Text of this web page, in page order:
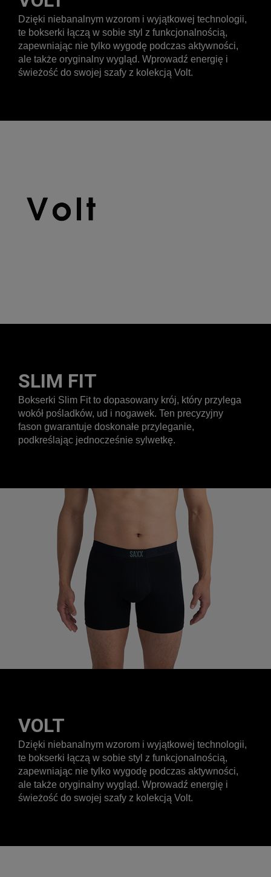
Dzięki niebanalnym wzorom i wyjątkowej technologii,
te bokserki łączą w sobie styl z funkcjonalnością,
zapewniając nie tylko wygodę podczas aktywności,
ale także oryginalny wygląd. Wprowadź energię i
świeżość do swojej szafy z kolekcją Volt.
SLIM FIT
Bokserki Slim Fit to dopasowany krój, który przylega
wokół pośladków, ud i nogawek. Ten precyzyjny
fason gwarantuje doskonałe przyleganie,
podkreślając jednocześnie sylwetkę.
VOLT
Dzięki niebanalnym wzorom i wyjątkowej technologii,
te bokserki łączą w sobie styl z funkcjonalnością,
zapewniając nie tylko wygodę podczas aktywności,
ale także oryginalny wygląd. Wprowadź energię i
świeżość do swojej szafy z kolekcją Volt.